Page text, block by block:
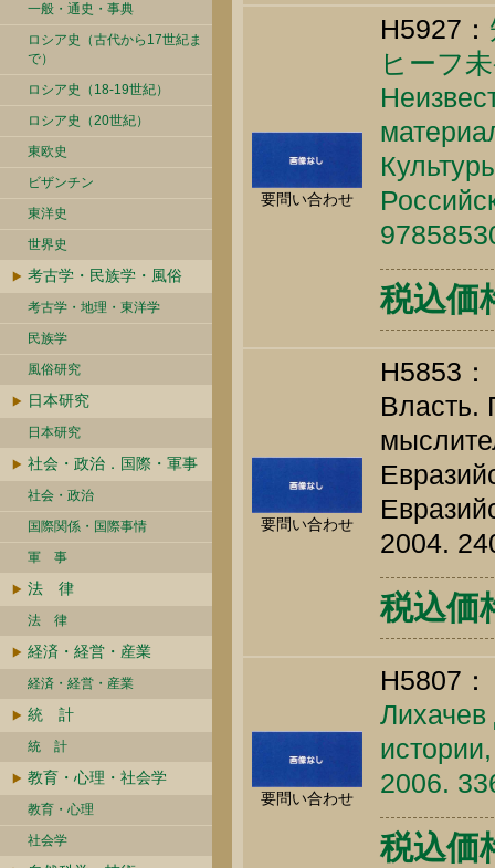
一般・通史・事典
ロシア史（古代から17世紀ま
で）
ロシア史（18-19世紀）
ロシア史（20世紀）
東欧史
ビザンチン
東洋史
世界史
考古学・民族学・風俗
考古学・地理・東洋学
民族学
風俗研究
日本研究
日本研究
社会・政治．国際・軍事
社会・政治
国際関係・国際事情
軍 事
法 律
法 律
経済・経営・産業
経済・経営・産業
統 計
統 計
教育・心理・社会学
教育・心理
社会学
要問い合わせ
H5927：
ヒーフ
税込価
要問い合わせ
H5853：
Власть.
2004.
税込価
要問い合わせ
H5807：
2006.
税込価